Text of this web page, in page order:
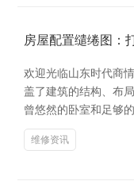
房屋配置缱绻图：
欢迎光临山东时代商
盖了建筑的结构、布
曾悠然的卧室和足够
维修资讯